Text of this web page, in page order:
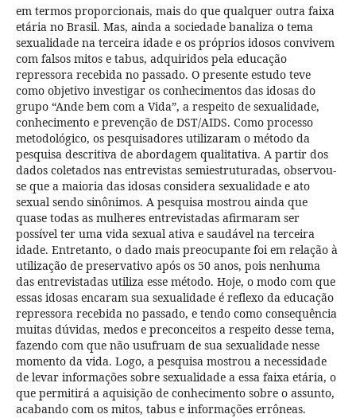
em termos proporcionais, mais do que qualquer outra faixa
etária no Brasil. Mas, ainda a sociedade banaliza o tema
sexualidade na terceira idade e os próprios idosos convivem
com falsos mitos e tabus, adquiridos pela educação
repressora recebida no passado. O presente estudo teve
como objetivo investigar os conhecimentos das idosas do
grupo “Ande bem com a Vida”, a respeito de sexualidade,
conhecimento e prevenção de DST/AIDS. Como processo
metodológico, os pesquisadores utilizaram o método da
pesquisa descritiva de abordagem qualitativa. A partir dos
dados coletados nas entrevistas semiestruturadas, observou-
se que a maioria das idosas considera sexualidade e ato
sexual sendo sinônimos. A pesquisa mostrou ainda que
quase todas as mulheres entrevistadas afirmaram ser
possível ter uma vida sexual ativa e saudável na terceira
idade. Entretanto, o dado mais preocupante foi em relação à
utilização de preservativo após os 50 anos, pois nenhuma
das entrevistadas utiliza esse método. Hoje, o modo com que
essas idosas encaram sua sexualidade é reflexo da educação
repressora recebida no passado, e tendo como consequência
muitas dúvidas, medos e preconceitos a respeito desse tema,
fazendo com que não usufruam de sua sexualidade nesse
momento da vida. Logo, a pesquisa mostrou a necessidade
de levar informações sobre sexualidade a essa faixa etária, o
que permitirá a aquisição de conhecimento sobre o assunto,
acabando com os mitos, tabus e informações errôneas.